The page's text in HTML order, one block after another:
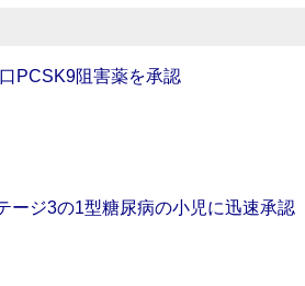
PCSK9阻害薬を承認
ージ3の1型糖尿病の小児に迅速承認